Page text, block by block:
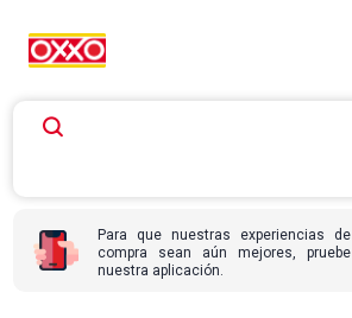
Para que nuestras experiencias de
compra sean aún mejores, pruebe
nuestra aplicación.